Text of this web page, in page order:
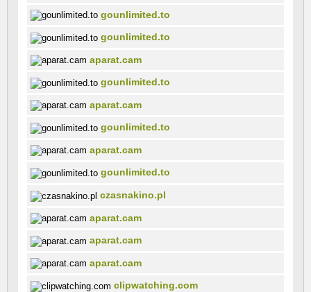
gounlimited.to
gounlimited.to
aparat.cam
gounlimited.to
aparat.cam
gounlimited.to
aparat.cam
gounlimited.to
czasnakino.pl
aparat.cam
aparat.cam
aparat.cam
clipwatching.com